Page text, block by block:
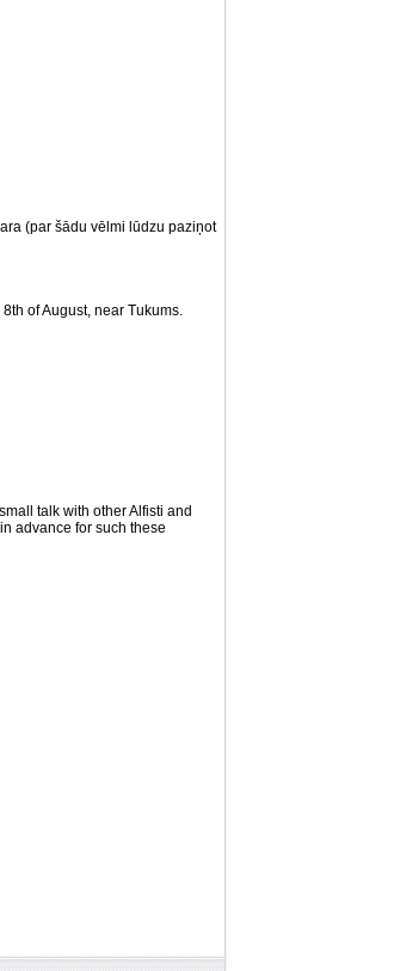
(par šādu vēlmi lūdzu paziņot
of August, near Tukums.
talk with other Alfisti and
advance for such these